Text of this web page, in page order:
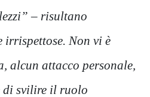
– risultano
irrispettose. Non vi è
alcun attacco personale,
di svilire il ruolo